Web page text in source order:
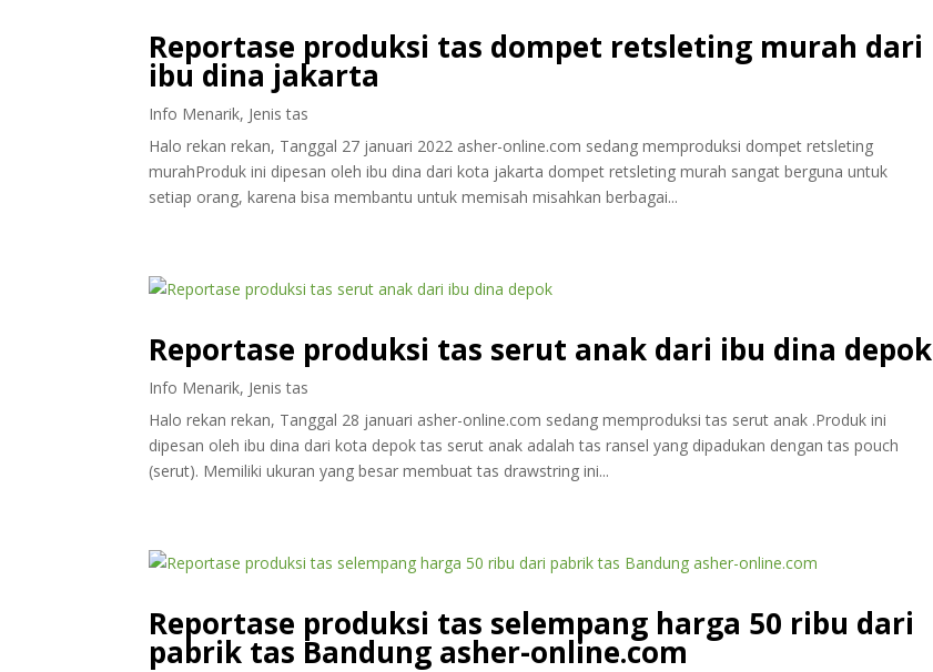
Reportase produksi tas dompet retsleting murah dari
ibu dina jakarta
Info Menarik, Jenis tas
Halo rekan rekan, Tanggal 27 januari 2022 asher-online.com sedang memproduksi dompet retsleting
murahProduk ini dipesan oleh ibu dina dari kota jakarta dompet retsleting murah sangat berguna untuk
setiap orang, karena bisa membantu untuk memisah misahkan berbagai...
Reportase produksi tas serut anak dari ibu dina depok
Info Menarik, Jenis tas
Halo rekan rekan, Tanggal 28 januari asher-online.com sedang memproduksi tas serut anak .Produk ini
dipesan oleh ibu dina dari kota depok tas serut anak adalah tas ransel yang dipadukan dengan tas pouch
(serut). Memiliki ukuran yang besar membuat tas drawstring ini...
Reportase produksi tas selempang harga 50 ribu dari
pabrik tas Bandung asher-online.com